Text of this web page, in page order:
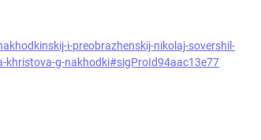
i-preobrazhenskij-nikolaj-sovershil-
khristova-g-nakhodki#sigProId94aac13e77